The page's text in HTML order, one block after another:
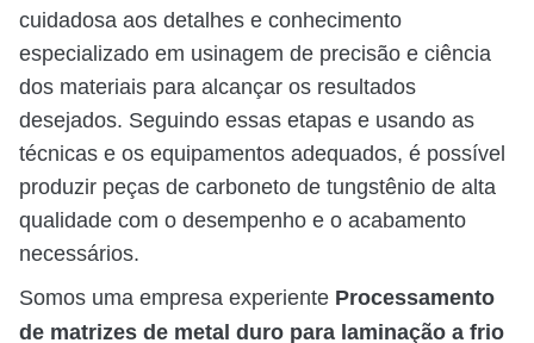
cuidadosa aos detalhes e conhecimento
especializado em usinagem de precisão e ciência
dos materiais para alcançar os resultados
desejados. Seguindo essas etapas e usando as
técnicas e os equipamentos adequados, é possível
produzir peças de carboneto de tungstênio de alta
qualidade com o desempenho e o acabamento
necessários.
Somos uma empresa experiente Processamento
de matrizes de metal duro para laminação a frio